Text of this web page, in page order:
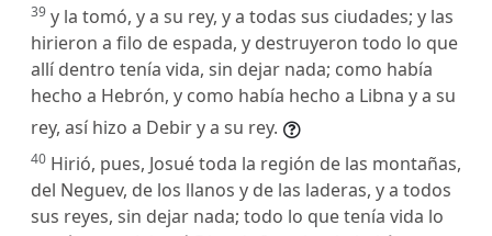
39 y la tomó, y a su rey, y a todas sus ciudades; y las
hirieron a filo de espada, y destruyeron todo lo que
allí dentro tenía vida, sin dejar nada; como había
hecho a Hebrón, y como había hecho a Libna y a su
rey, así hizo a Debir y a su rey.
40 Hirió, pues, Josué toda la región de las montañas,
del Neguev, de los llanos y de las laderas, y a todos
sus reyes, sin dejar nada; todo lo que tenía vida lo